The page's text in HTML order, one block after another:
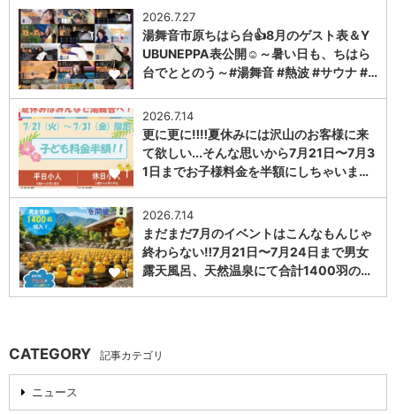
1
2026.7.27
湯舞音市原ちはら台👍8月のゲスト表＆Y
UBUNEPPA表公開☺～暑い日も、ちはら
台でととのう～#湯舞音 #熱波 #サウナ #…
1
2026.7.14
更に更に‼️‼️夏休みには沢山のお客様に来
て欲しい...そんな思いから7月21日〜7月3
1日までお子様料金を半額にしちゃいま…
1
2026.7.14
まだまだ7月のイベントはこんなもんじゃ
終わらない‼️7月21日〜7月24日まで男女
露天風呂、天然温泉にて合計1400羽の…
CATEGORY 記事カテゴリ
ニュース